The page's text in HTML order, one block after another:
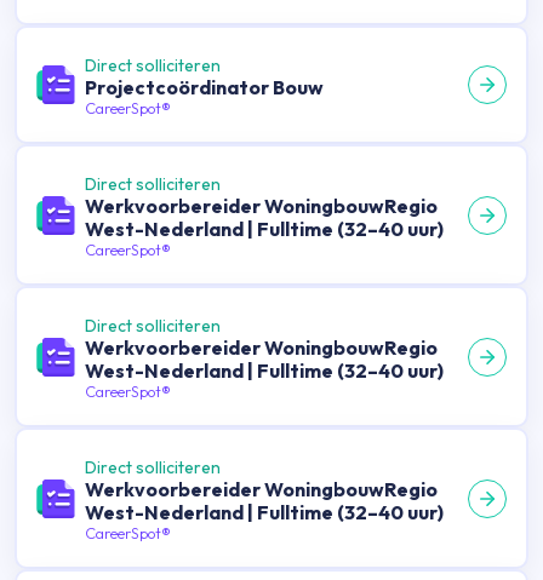
Direct solliciteren
Projectcoördinator Bouw
CareerSpot®
Direct solliciteren
Werkvoorbereider WoningbouwRegio
West-Nederland | Fulltime (32–40 uur)
CareerSpot®
Direct solliciteren
Werkvoorbereider WoningbouwRegio
West-Nederland | Fulltime (32–40 uur)
CareerSpot®
Direct solliciteren
Werkvoorbereider WoningbouwRegio
West-Nederland | Fulltime (32–40 uur)
CareerSpot®